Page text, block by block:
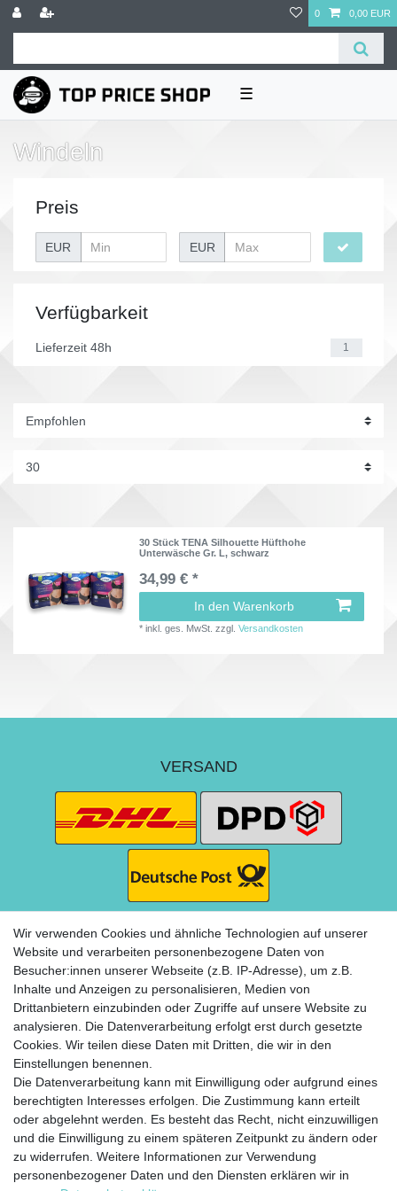
0 0,00 EUR
☰
Windeln
Preis
EUR EUR
Verfügbarkeit
Lieferzeit 48h 1
30 Stück TENA Silhouette Hüfthohe
Unterwäsche Gr. L, schwarz
34,99 € *
In den Warenkorb
*inkl. ges. MwSt. zzgl.Versandkosten
VERSAND
ZAHLUNG
Widerrufs­recht Impressum
Daten­schutz­
erklärung
AGB Kontakt
Zahlung &
Versand
Wir verwenden Cookies und ähnliche Technologien auf unserer
Website und verarbeiten personenbezogene Daten von
Besucher:innen unserer Webseite (z.B. IP-Adresse), um z.B.
Inhalte und Anzeigen zu personalisieren, Medien von
Drittanbietern einzubinden oder Zugriffe auf unsere Website zu
analysieren. Die Datenverarbeitung erfolgt erst durch gesetzte
Cookies. Wir teilen diese Daten mit Dritten, die wir in den
Einstellungen benennen.
Die Datenverarbeitung kann mit Einwilligung oder aufgrund eines
berechtigten Interesses erfolgen. Die Zustimmung kann erteilt
oder abgelehnt werden. Es besteht das Recht, nicht einzuwilligen
und die Einwilligung zu einem späteren Zeitpunkt zu ändern oder
zu widerrufen. Weitere Informationen zur Verwendung
personenbezogener Daten und den Diensten erklären wir in